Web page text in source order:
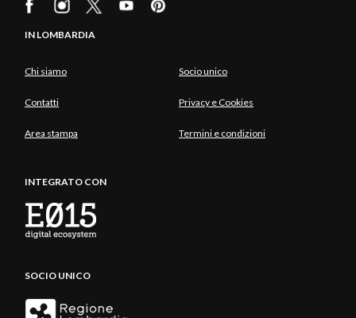
IN LOMBARDIA
Chi siamo Socio unico
Contatti Privacy e Cookies
Area stampa Termini e condizioni
INTEGRATO CON
SOCIO UNICO